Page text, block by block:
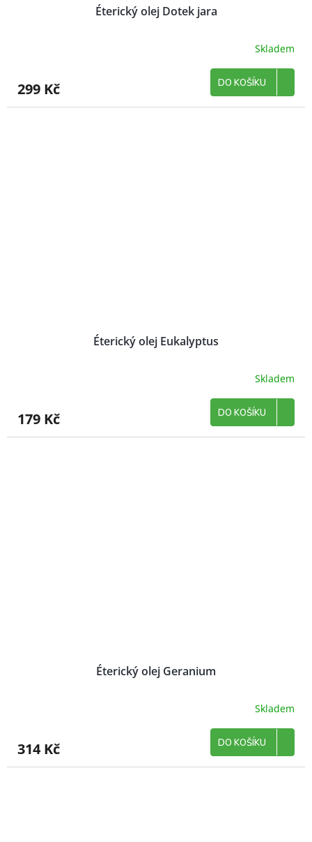
Éterický olej Dotek jara
Skladem
299 Kč DO KOŠÍKU
Éterický olej Eukalyptus
Skladem
179 Kč DO KOŠÍKU
Éterický olej Geranium
Skladem
314 Kč DO KOŠÍKU